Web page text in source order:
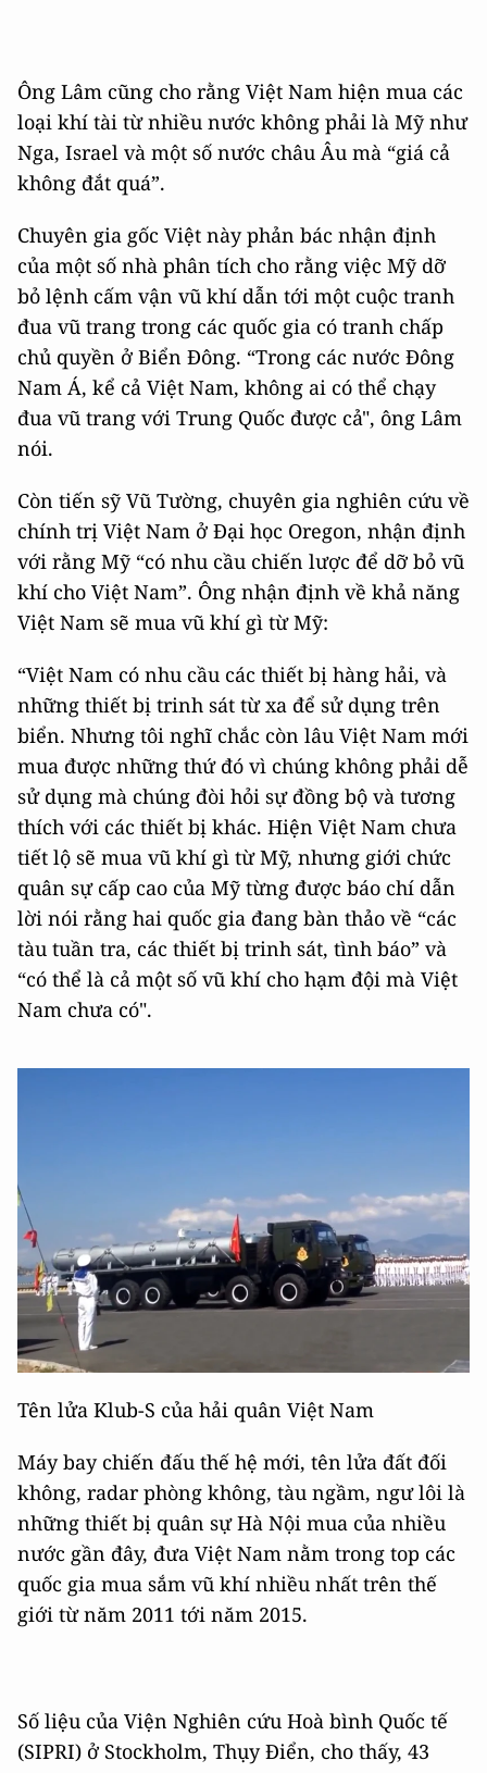
Ông Lâm cũng cho rằng Việt Nam hiện mua các
loại khí tài từ nhiều nước không phải là Mỹ như
Nga, Israel và một số nước châu Âu mà “giá cả
không đắt quá”.
Chuyên gia gốc Việt này phản bác nhận định
của một số nhà phân tích cho rằng việc Mỹ dỡ
bỏ lệnh cấm vận vũ khí dẫn tới một cuộc tranh
đua vũ trang trong các quốc gia có tranh chấp
chủ quyền ở Biển Đông. “Trong các nước Đông
Nam Á, kể cả Việt Nam, không ai có thể chạy
đua vũ trang với Trung Quốc được cả", ông Lâm
nói.
Còn tiến sỹ Vũ Tường, chuyên gia nghiên cứu về
chính trị Việt Nam ở Đại học Oregon, nhận định
với rằng Mỹ “có nhu cầu chiến lược để dỡ bỏ vũ
khí cho Việt Nam”. Ông nhận định về khả năng
Việt Nam sẽ mua vũ khí gì từ Mỹ:
“Việt Nam có nhu cầu các thiết bị hàng hải, và
những thiết bị trinh sát từ xa để sử dụng trên
biển. Nhưng tôi nghĩ chắc còn lâu Việt Nam mới
mua được những thứ đó vì chúng không phải dễ
sử dụng mà chúng đòi hỏi sự đồng bộ và tương
thích với các thiết bị khác. Hiện Việt Nam chưa
tiết lộ sẽ mua vũ khí gì từ Mỹ, nhưng giới chức
quân sự cấp cao của Mỹ từng được báo chí dẫn
lời nói rằng hai quốc gia đang bàn thảo về “các
tàu tuần tra, các thiết bị trinh sát, tình báo” và
“có thể là cả một số vũ khí cho hạm đội mà Việt
Nam chưa có".
Tên lửa Klub-S của hải quân Việt Nam
Máy bay chiến đấu thế hệ mới, tên lửa đất đối
không, radar phòng không, tàu ngầm, ngư lôi là
những thiết bị quân sự Hà Nội mua của nhiều
nước gần đây, đưa Việt Nam nằm trong top các
quốc gia mua sắm vũ khí nhiều nhất trên thế
giới từ năm 2011 tới năm 2015.
Số liệu của Viện Nghiên cứu Hoà bình Quốc tế
(SIPRI) ở Stockholm, Thụy Điển, cho thấy, 43